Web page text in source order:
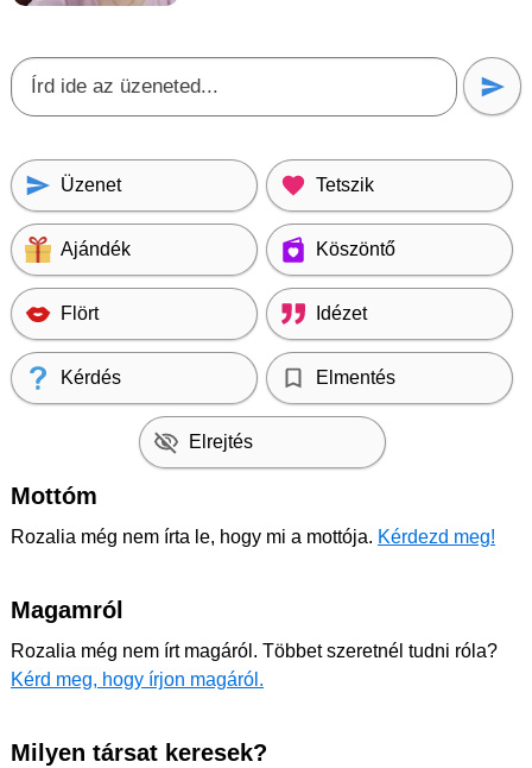
Üzenet Tetszik
Ajándék Köszöntő
Flört Idézet
Kérdés Elmentés
Elrejtés
Mottóm
Rozalia még nem írta le, hogy mi a mottója. Kérdezd meg!
Magamról
Rozalia még nem írt magáról. Többet szeretnél tudni róla?
Kérd meg, hogy írjon magáról.
Milyen társat keresek?